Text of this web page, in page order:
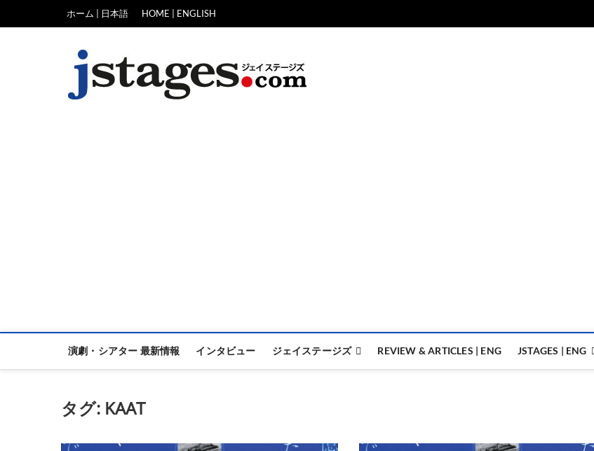
ホーム | 日本語 HOME | ENGLISH
演劇・シアター 最新情報 インタビュー ジェイステージズ REVIEW & ARTICLES | ENG JSTAGES | ENG
タグ: KAAT